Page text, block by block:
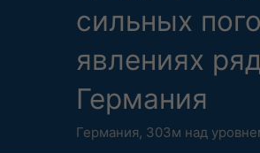
сильных
явлениях
Германия
Германия, 303м над